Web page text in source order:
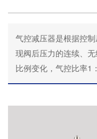
气控减压器是根据控制压
现阀后压力的连续、无
比例变化，气控比率